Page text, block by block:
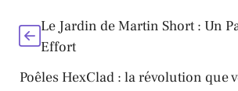
Le Jardin de Martin Short : Un
Effort
Poêles HexClad : la révolution que